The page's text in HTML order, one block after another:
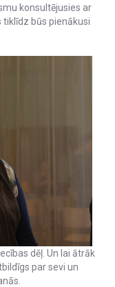
konsultējusies ar
būs pienākusi
dēļ. Un lai ātrāk
par sevi un